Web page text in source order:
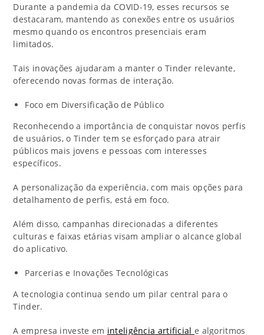
Durante a pandemia da COVID-19, esses recursos se
destacaram, mantendo as conexões entre os usuários
mesmo quando os encontros presenciais eram
limitados.
Tais inovações ajudaram a manter o Tinder relevante,
oferecendo novas formas de interação.
Foco em Diversificação de Público
Reconhecendo a importância de conquistar novos perfis
de usuários, o Tinder tem se esforçado para atrair
públicos mais jovens e pessoas com interesses
específicos.
A personalização da experiência, com mais opções para
detalhamento de perfis, está em foco.
Além disso, campanhas direcionadas a diferentes
culturas e faixas etárias visam ampliar o alcance global
do aplicativo.
Parcerias e Inovações Tecnológicas
A tecnologia continua sendo um pilar central para o
Tinder.
A empresa investe em inteligência artificial e algoritmos